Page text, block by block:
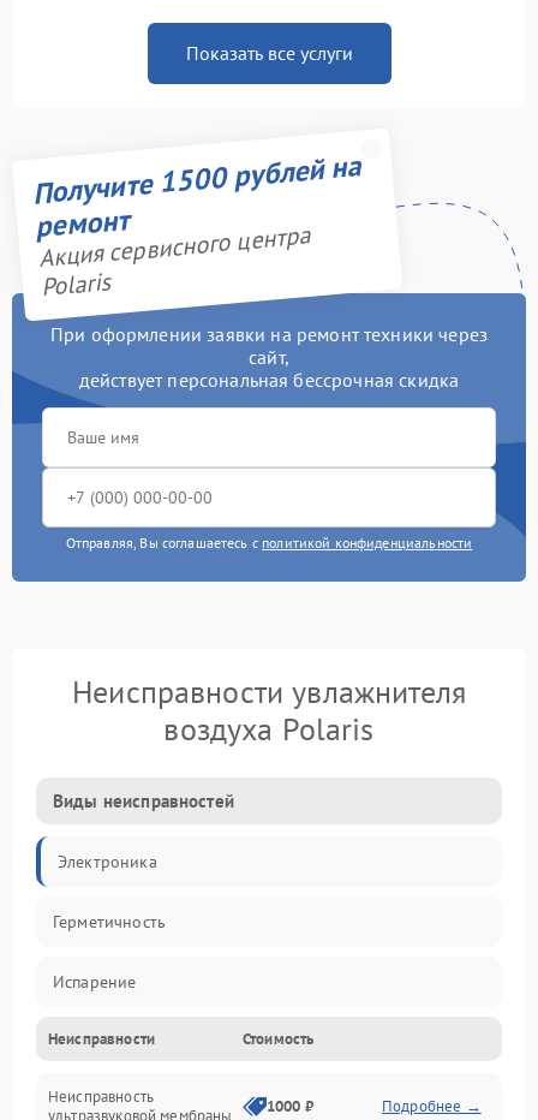
Показать все услуги
Получите 1500 рублей на
ремонт
Акция сервисного центра
Polaris
При оформлении заявки на ремонт техники через
сайт,
действует персональная бессрочная скидка
Отправляя, Вы соглашаетесь с политикой конфиденциальности
Неисправности увлажнителя
воздуха Polaris
Виды неисправностей
Электроника
Герметичность
Испарение
Водяной тракт
Механические повреждения
Неисправности Стоимость
Неисправность
ультразвуковой мембраны
1000 ₽ Подробнее →